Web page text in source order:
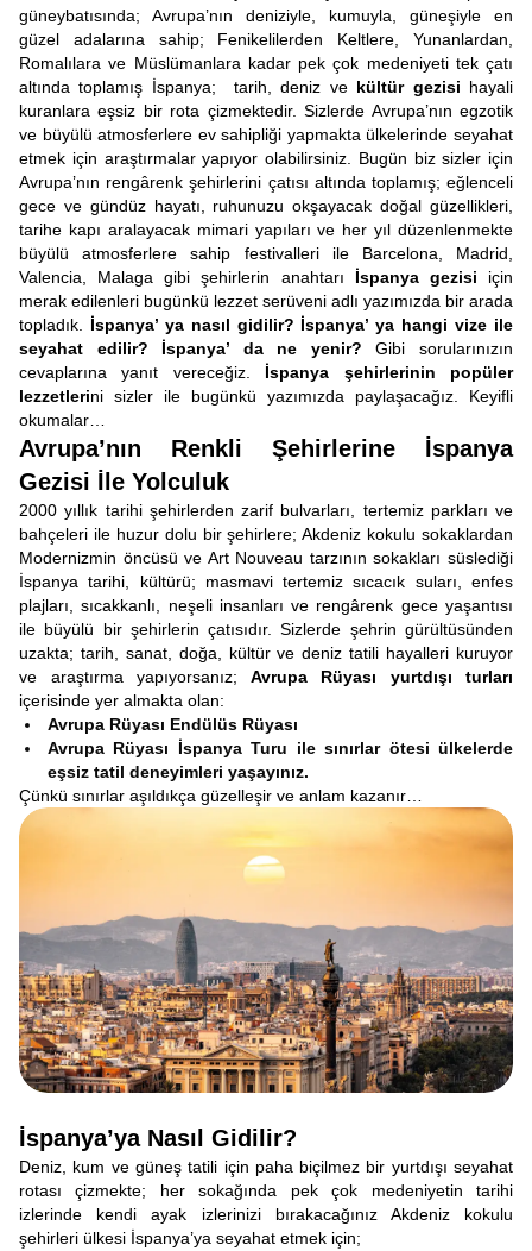
güneybatısında; Avrupa’nın deniziyle, kumuyla, güneşiyle en
güzel adalarına sahip; Fenikelilerden Keltlere, Yunanlardan,
Romalılara ve Müslümanlara kadar pek çok medeniyeti tek çatı
altında toplamış İspanya; tarih, deniz ve kültür gezisi hayali
kuranlara eşsiz bir rota çizmektedir. Sizlerde Avrupa’nın egzotik
ve büyülü atmosferlere ev sahipliği yapmakta ülkelerinde seyahat
etmek için araştırmalar yapıyor olabilirsiniz. Bugün biz sizler için
Avrupa’nın rengârenk şehirlerini çatısı altında toplamış; eğlenceli
gece ve gündüz hayatı, ruhunuzu okşayacak doğal güzellikleri,
tarihe kapı aralayacak mimari yapıları ve her yıl düzenlenmekte
büyülü atmosferlere sahip festivalleri ile Barcelona, Madrid,
Valencia, Malaga gibi şehirlerin anahtarı İspanya gezisi için
merak edilenleri bugünkü lezzet serüveni adlı yazımızda bir arada
topladık.
İspanya’ ya nasıl gidilir? İspanya’ ya hangi vize ile
seyahat edilir?
İspanya’ da ne yenir?Gibi sorularınızın
cevaplarına yanıt vereceğiz. İspanya şehirlerinin popüler
lezzetlerini sizler ile bugünkü yazımızda paylaşacağız. Keyifli
okumalar…
Avrupa’nın Renkli Şehirlerine İspanya
Gezisi İle Yolculuk
2000 yıllık tarihi şehirlerden zarif bulvarları, tertemiz parkları ve
bahçeleri ile huzur dolu bir şehirlere; Akdeniz kokulu sokaklardan
Modernizmin öncüsü ve Art Nouveau tarzının sokakları süslediği
İspanya tarihi, kültürü; masmavi tertemiz sıcacık suları, enfes
plajları, sıcakkanlı, neşeli insanları ve rengârenk gece yaşantısı
ile büyülü bir şehirlerin çatısıdır. Sizlerde şehrin gürültüsünden
uzakta; tarih, sanat, doğa, kültür ve deniz tatili hayalleri kuruyor
ve araştırma yapıyorsanız; Avrupa Rüyası yurtdışı turları
içerisinde yer almakta olan:
Avrupa Rüyası Endülüs Rüyası
Avrupa Rüyası İspanya Turu ile sınırlar ötesi ülkelerde
eşsiz tatil deneyimleri yaşayınız.
Çünkü sınırlar aşıldıkça güzelleşir ve anlam kazanır…
İspanya’ya Nasıl Gidilir?
Deniz, kum ve güneş tatili için paha biçilmez bir yurtdışı seyahat
rotası çizmekte; her sokağında pek çok medeniyetin tarihi
izlerinde kendi ayak izlerinizi bırakacağınız Akdeniz kokulu
şehirleri ülkesi İspanya’ya seyahat etmek için;